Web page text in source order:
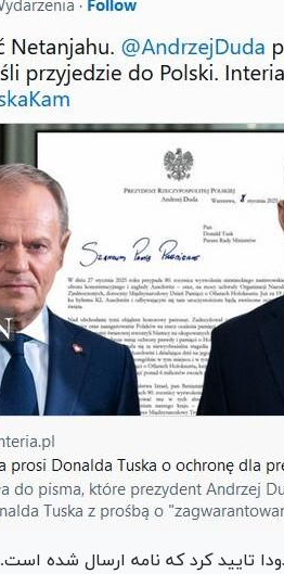
دودا تایید کرد که نامه ارسال شده است.